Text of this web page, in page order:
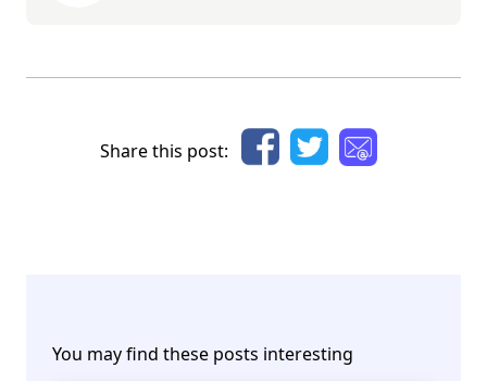
Share this post:
You may find these posts interesting